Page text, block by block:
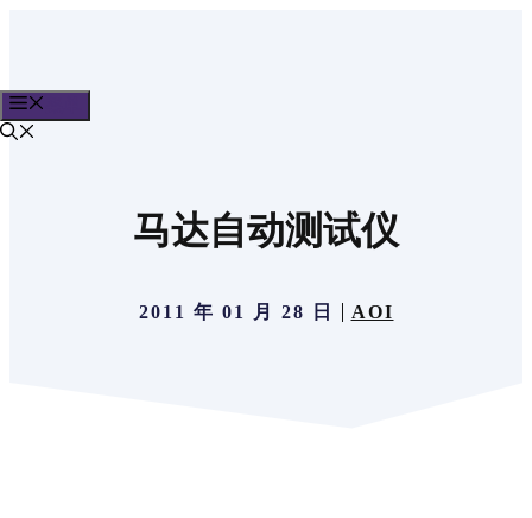
内
容
马达自动测试仪
2011 年 01 月 28 日 AOI